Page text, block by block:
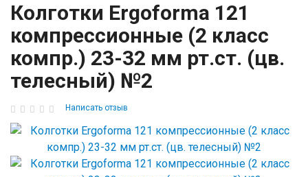
Колготки Ergoforma 121
компрессионные (2 класс
компр.) 23-32 мм рт.ст. (цв.
телесный) №2
Написать отзыв